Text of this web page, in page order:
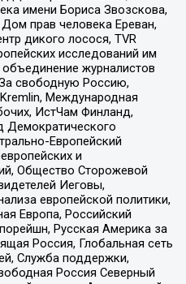
имени Бориса Звозскова,
прав человека Ереван,
дикого лосося, TVR
исследований им
журналистов
свободную Россию,
Международная
ИстЧам Финланд,
Демократического
Европейский
и
Общество Сторожевой
Иеговы,
европейской политики,
Европа, Российский
Русская Америка за
Россия, Глобальная сеть
Служба поддержки,
Россия Северный